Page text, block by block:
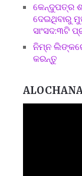
କେନ୍ଦୁପତ୍ର
ଦେଇଥିବାରୁ
ସାଂସଦ:୩ଟି
ନିମ୍ନ
କରନ୍ତୁ